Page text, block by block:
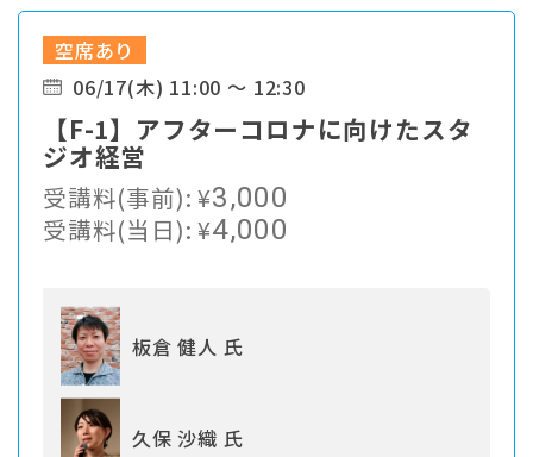
空席あり
06/17(木) 11:00 ～ 12:30
【F-1】アフターコロナに向けたスタ
ジオ経営
受講料(事前):¥3,000
受講料(当日):¥4,000
板倉 健人 氏
久保 沙織 氏